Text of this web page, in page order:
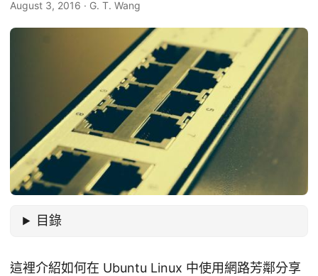
August 3, 2016 · G. T. Wang
目錄
這裡介紹如何在 Ubuntu Linux 中使用網路芳鄰分享